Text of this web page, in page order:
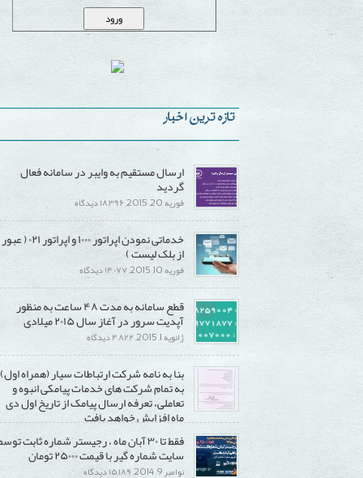
تازه ترین اخبار
ارسال مستقیم به وایبر در سامانه فعال
گردید
فوریه 20, 2015, ۱۸,۳۹۶ دیدگاه
برای
ارسال
مستقیم
به
وایبر
در
سامانه
فعال
گردید
خدماتی نمودن اپراتور ۱۰۰۰ و اپراتور ۰۲۱ ( عبور
از بلک لیست )
فوریه 10, 2015, ۱۴,۰۷۷ دیدگاه
برای
خدماتی
نمودن
اپراتور
۱۰۰۰
و
اپراتور
۰۲۱
(
از
بلک
قطع سامانه به مدت ۴۸ ساعت به منظور
آپدیت سرور در آغاز سال ۲۰۱۵ میلادی
ژانویه 1, 2015, ۴,۸۲۲ دیدگاه
برای
قطع
سامانه
به
مدت
۴۸
ساعت
به
بنا به نامه شرکت ارتباطات سیار (همراه اول)
به تمام شرکت های خدمات پیامکی انبوه و
تعاملی، تعرفه ارسال پیامک از تاریخ اول دی
ماه افزایش خواهد یافت
۱۵,۲۹۰ دیدگاه
بنا
به
فقط تا ۳۰ آبان ماه ، رجیستر شماره ثابت توسط
سایت شماره گیر با قیمت ۲۵۰۰۰ تومان
نوامبر 9, 2014, ۱۵,۱۸۹ دیدگاه
برای